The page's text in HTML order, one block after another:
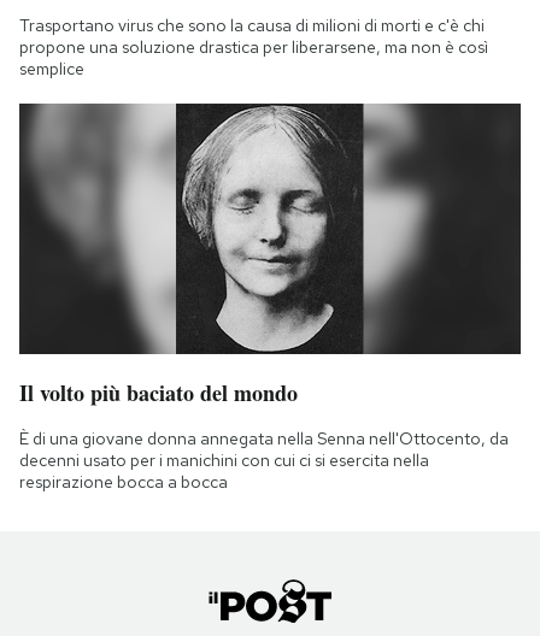
Trasportano virus che sono la causa di milioni di morti e c'è chi
propone una soluzione drastica per liberarsene, ma non è così
semplice
Il volto più baciato del mondo
È di una giovane donna annegata nella Senna nell'Ottocento, da
decenni usato per i manichini con cui ci si esercita nella
respirazione bocca a bocca